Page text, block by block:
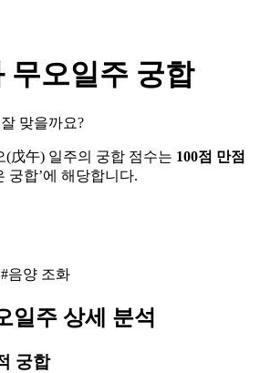
무오일주 궁합
맞을까요?
(戊午) 일주의 궁합 점수는 100점 만점
궁합’에 해당합니다.
음양 조화
일주 상세 분석
궁합